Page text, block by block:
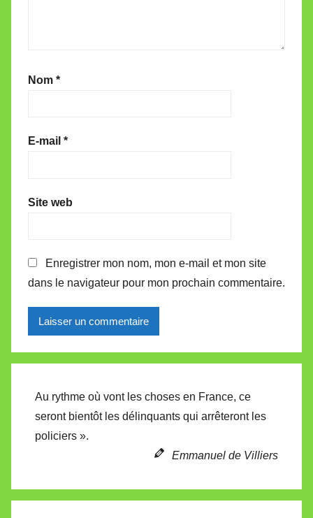
Nom *
E-mail *
Site web
Enregistrer mon nom, mon e-mail et mon site
dans le navigateur pour mon prochain commentaire.
Au rythme où vont les choses en France, ce
seront bientôt les délinquants qui arrêteront les
policiers ».
Emmanuel de Villiers